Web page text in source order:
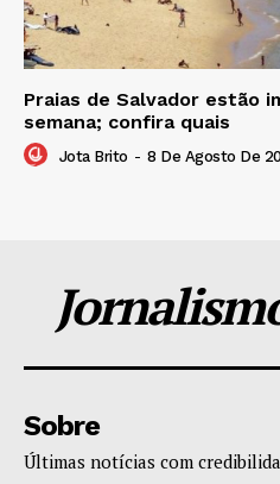
Praias de Salvador estão
semana; confira quais
Jota Brito - 8 De Agosto De
Sobre
Últimas notícias com